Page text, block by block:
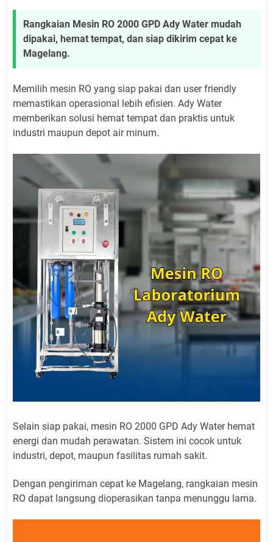
Rangkaian Mesin RO 2000 GPD Ady Water mudah
dipakai, hemat tempat, dan siap dikirim cepat ke
Magelang.
Memilih mesin RO yang siap pakai dan user friendly
memastikan operasional lebih efisien. Ady Water
memberikan solusi hemat tempat dan praktis untuk
industri maupun depot air minum.
Selain siap pakai, mesin RO 2000 GPD Ady Water hemat
energi dan mudah perawatan. Sistem ini cocok untuk
industri, depot, maupun fasilitas rumah sakit.
Dengan pengiriman cepat ke Magelang, rangkaian mesin
RO dapat langsung dioperasikan tanpa menunggu lama.